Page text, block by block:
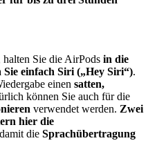
halten Sie die AirPods in die
einfach Siri („Hey Siri“).
einen satten,
können Sie auch für die
verwendet werden. Zwei
hier die
die Sprachübertragung